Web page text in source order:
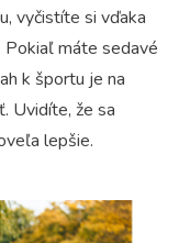
vyčistíte si vďaka
Pokiaľ máte sedavé
k športu je na
Uvidíte, že sa
lepšie.